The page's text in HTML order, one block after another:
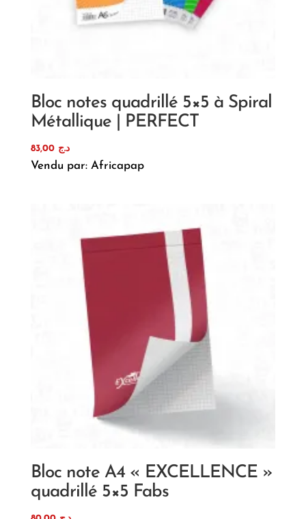
Bloc notes quadrillé 5×5 à Spiral
Métallique | PERFECT
د.ج 83,00
Vendu par: Africapap
Bloc note A4 « EXCELLENCE »
quadrillé 5×5 Fabs